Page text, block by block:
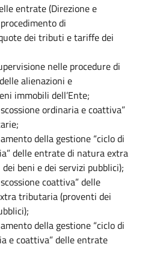
entrate (Direzione e
di
dei tributi e tariffe dei
nelle procedure di
alienazioni e
immobili dell’Ente;
ordinaria e coattiva”
della gestione “ciclo di
delle entrate di natura extra
beni e dei servizi pubblici);
coattiva” delle
tributaria (proventi dei
della gestione “ciclo di
e coattiva” delle entrate